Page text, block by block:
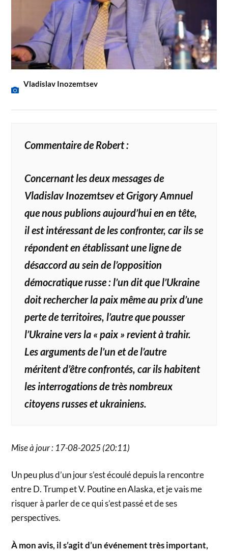
Vladislav Inozemtsev
Commentaire de Robert :
Concernant les deux messages de
Vladislav Inozemtsev et Grigory Amnuel
que nous publions aujourd’hui en en tête,
il est intéressant de les confronter, car ils se
répondent en établissant une ligne de
désaccord au sein de l’opposition
démocratique russe : l’un dit que l’Ukraine
doit rechercher la paix même au prix d’une
perte de territoires, l’autre que pousser
l’Ukraine vers la « paix » revient à trahir.
Les arguments de l’un et de l’autre
méritent d’être confrontés, car ils habitent
les interrogations de très nombreux
citoyens russes et ukrainiens.
Mise à jour : 17-08-2025 (20:11)
Un peu plus d’un jour s’est écoulé depuis la rencontre
entre D. Trump et V. Poutine en Alaska, et je vais me
risquer à parler de ce qui s’est passé et de ses
perspectives.
À mon avis, il s’agit d’un événement très important,